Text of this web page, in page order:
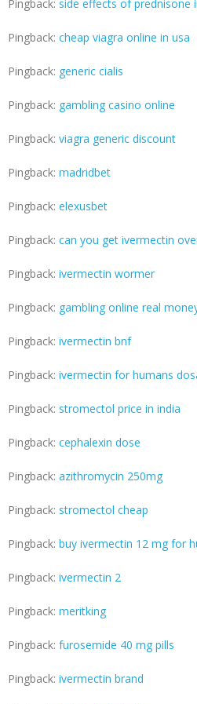
Pingback: side effects of prednisone
Pingback: cheap viagra online in usa
Pingback: generic cialis
Pingback: gambling casino online
Pingback: viagra generic discount
Pingback: madridbet
Pingback: elexusbet
Pingback: can you get ivermectin
Pingback: ivermectin wormer
Pingback: gambling online real
Pingback: ivermectin bnf
Pingback: ivermectin for humans
Pingback: stromectol price in india
Pingback: cephalexin dose
Pingback: azithromycin 250mg
Pingback: stromectol cheap
Pingback: buy ivermectin 12 mg for
Pingback: ivermectin 2
Pingback: meritking
Pingback: furosemide 40 mg pills
Pingback: ivermectin brand